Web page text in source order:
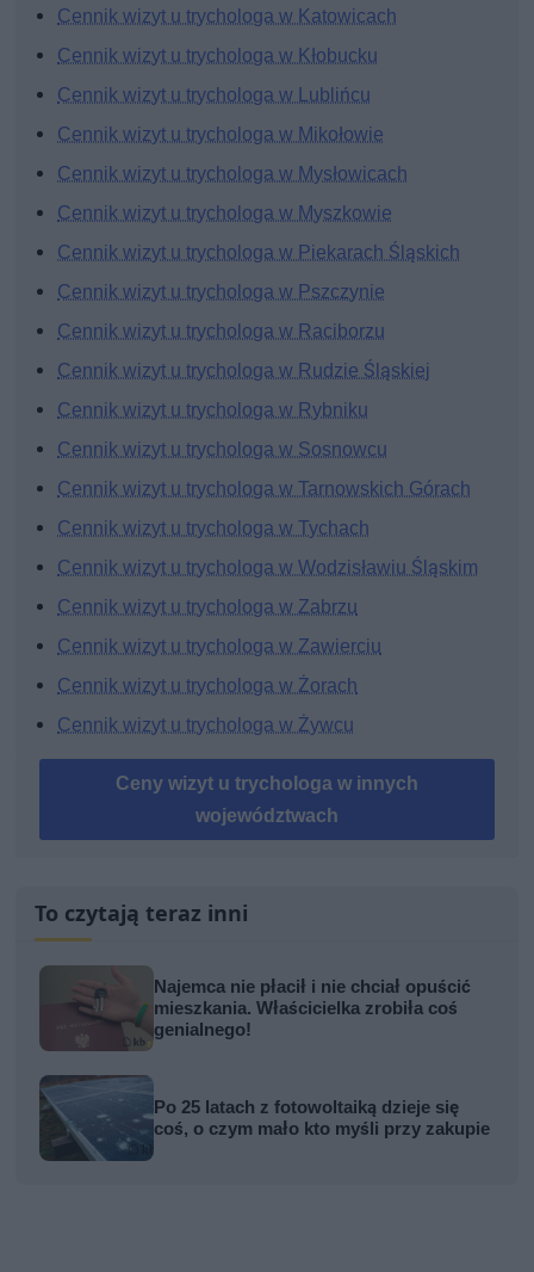
Cennik wizyt u trychologa w Katowicach
Cennik wizyt u trychologa w Kłobucku
Cennik wizyt u trychologa w Lublińcu
Cennik wizyt u trychologa w Mikołowie
Cennik wizyt u trychologa w Mysłowicach
Cennik wizyt u trychologa w Myszkowie
Cennik wizyt u trychologa w Piekarach Śląskich
Cennik wizyt u trychologa w Pszczynie
Cennik wizyt u trychologa w Raciborzu
Cennik wizyt u trychologa w Rudzie Śląskiej
Cennik wizyt u trychologa w Rybniku
Cennik wizyt u trychologa w Sosnowcu
Cennik wizyt u trychologa w Tarnowskich Górach
Cennik wizyt u trychologa w Tychach
Cennik wizyt u trychologa w Wodzisławiu Śląskim
Cennik wizyt u trychologa w Zabrzu
Cennik wizyt u trychologa w Zawierciu
Cennik wizyt u trychologa w Żorach
Cennik wizyt u trychologa w Żywcu
Ceny wizyt u trychologa w innych
województwach
To czytają teraz inni
Najemca nie płacił i nie chciał opuścić
mieszkania. Właścicielka zrobiła coś
genialnego!
Po 25 latach z fotowoltaiką dzieje się
coś, o czym mało kto myśli przy zakupie